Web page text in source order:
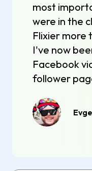
most
were in the
Flixier more
I've now
Facebook
follower